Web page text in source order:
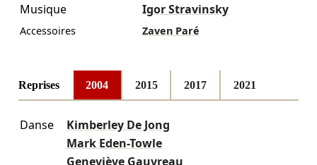
Musique
Igor Stravinsky
Accessoires Zaven Paré
Reprises 2004 2015 2017 2021
Danse
Kimberley De Jong
Mark Eden-Towle
Geneviève Gauvreau